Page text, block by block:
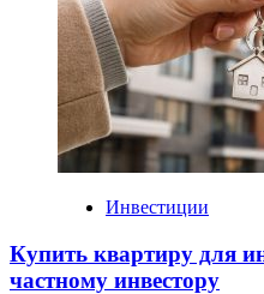
Инвестиции
Купить квартиру для
частному инвестору